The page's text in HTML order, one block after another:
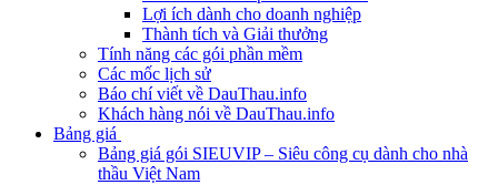
Lợi ích dành cho doanh nghiệp
Thành tích và Giải thưởng
Tính năng các gói phần mềm
Các mốc lịch sử
Báo chí viết về DauThau.info
Khách hàng nói về DauThau.info
Bảng giá
Bảng giá gói SIEUVIP – Siêu công cụ dành cho nhà
thầu Việt Nam